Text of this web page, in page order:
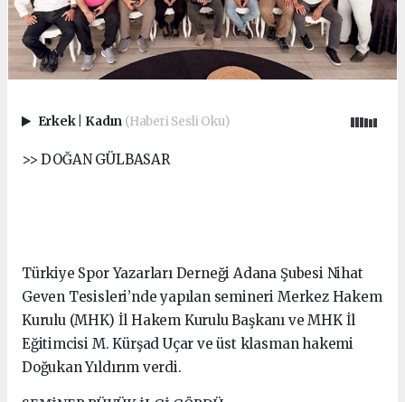
Erkek Kadın (Haberi Sesli Oku)
>> DOĞAN GÜLBASAR
Türkiye Spor Yazarları Derneği Adana Şubesi Nihat
Geven Tesisleri’nde yapılan semineri Merkez Hakem
Kurulu (MHK) İl Hakem Kurulu Başkanı ve MHK İl
Eğitimcisi M. Kürşad Uçar ve üst klasman hakemi
Doğukan Yıldırım verdi.